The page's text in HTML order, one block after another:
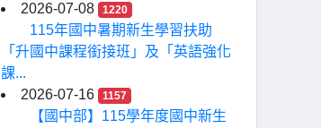
2026-07-08 1220
115年國中暑期新生學習扶助
「升國中課程銜接班」及「英語強化
課...
2026-07-16
1157
【國中部】115學年度國中新生